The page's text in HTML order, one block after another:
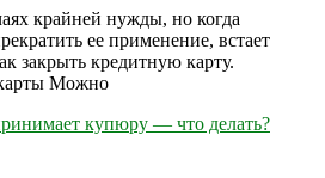
крайней нужды, но когда
ее применение, встает
закрыть кредитную карту.
Можно